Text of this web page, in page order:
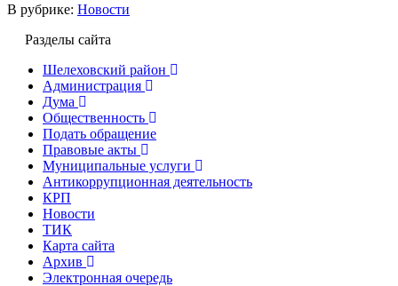
В рубрике: Новости
Разделы сайта
Шелеховский район
Администрация
Дума
Общественность
Подать обращение
Правовые акты
Муниципальные услуги
Антикоррупционная деятельность
КРП
Новости
ТИК
Карта сайта
Архив
Электронная очередь